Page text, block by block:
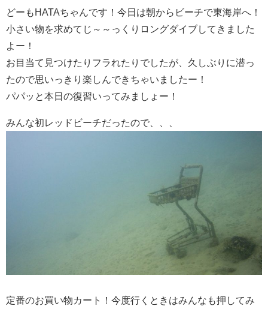
どーもHATAちゃんです！今日は朝からビーチで東海岸へ！
小さい物を求めてじ～～っくりロングダイブしてきました
よー！
お目当て見つけたりフラれたりでしたが、久しぶりに潜っ
たので思いっきり楽しんできちゃいましたー！
パパッと本日の復習いってみましょー！
みんな初レッドビーチだったので、、、
定番のお買い物カート！今度行くときはみんなも押してみ